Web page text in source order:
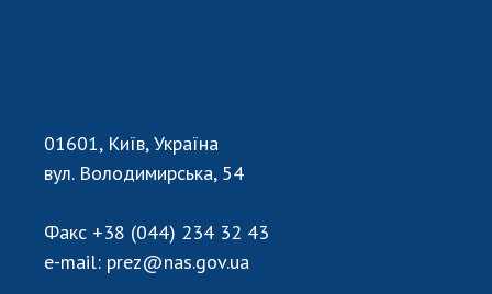
МЕДІА ПРО НАС
АКАДЕМІЯ КОМЕНТУЄ
КОНТАКТИ
ПРОФСПІЛКА НАН УКРАЇНИ
01601, Київ, Україна
вул. Володимирська, 54
Факс +38 (044) 234 32 43
e-mail: prez@nas.gov.ua